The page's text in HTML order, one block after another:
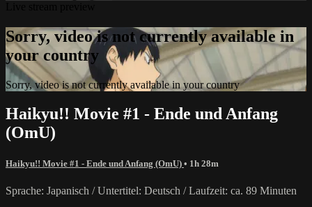
Sorry, video is not currently available in
your country
Sorry, video is not currently available in your country
Haikyu!! Movie #1 - Ende und Anfang
(OmU)
Haikyu!! Movie #1 - Ende und Anfang (OmU) • 1h 28m
Sprache: Japanisch / Untertitel: Deutsch / Laufzeit: ca. 89 Minuten